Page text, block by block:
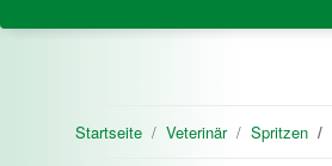
Startseite Veterinär Spritzen